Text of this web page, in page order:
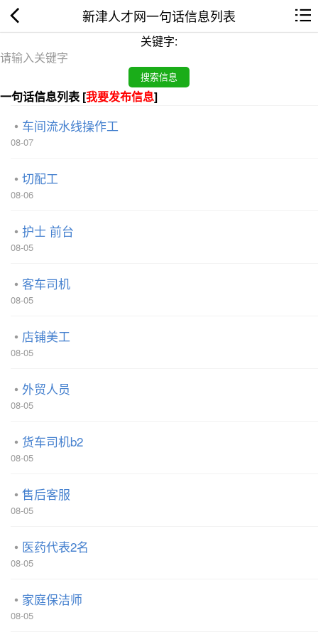
新津人才网一句话信息列表
关键字:
一句话信息列表 [我要发布信息]
车间流水线操作工
08-07
切配工
08-06
护士 前台
08-05
客车司机
08-05
店铺美工
08-05
外贸人员
08-05
货车司机b2
08-05
售后客服
08-05
医药代表2名
08-05
家庭保洁师
08-05